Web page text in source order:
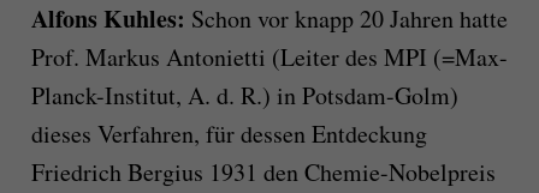
Alfons Kuhles: Schon vor knapp 20 Jahren hatte
Prof. Markus Antonietti (Leiter des MPI (=Max-
Planck-Institut, A. d. R.) in Potsdam-Golm)
dieses Verfahren, für dessen Entdeckung
Friedrich Bergius 1931 den Chemie-Nobelpreis